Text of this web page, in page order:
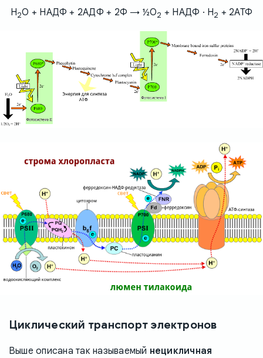
H2O + НАДФ + 2АДФ + 2Ф → ½O2 + НАДФ · H2 + 2АТФ
Циклический транспорт электронов
Выше описана так называемый нецикличная